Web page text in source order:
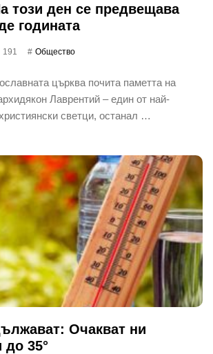
този ден се предвещава
годината
191 Общество
църква почита паметта на
Лаврентий – един от най-
светци, останал …
Очакват ни
до 35°